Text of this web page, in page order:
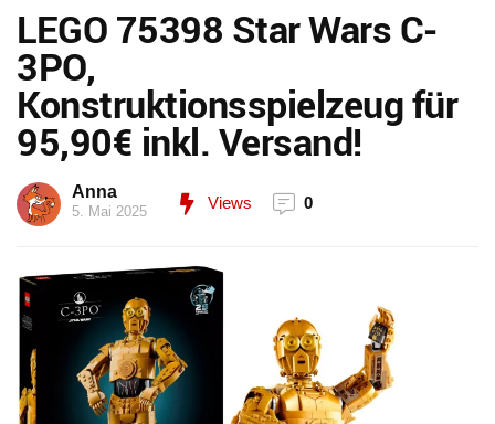
LEGO 75398 Star Wars C-
3PO,
Konstruktionsspielzeug für
95,90€ inkl. Versand!
Anna
5. Mai 2025 Views 0